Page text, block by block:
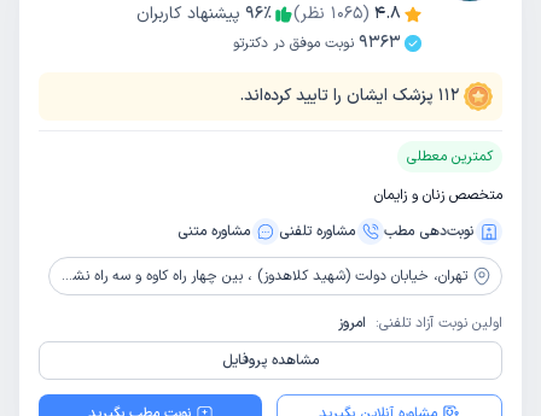
4.8
(
1065 نظر) 96٪
پیشنهاد کاربران
9363 نوبت موفق در دکترتو
112 پزشک ایشان را تایید کرده‌اند.
کمترین معطلی
متخصص زنان و زایمان
نوبت‌دهی مطب
مشاوره‌ تلفنی مشاوره‌ متنی
تهران، خیابان دولت (شهید کلاهدوز) ، بین چهار راه کاوه و سه راه نشاط ، پلاک 317 ، طبقه 2
اولین نوبت آزاد تلفنی: امروز
مشاهده پروفایل